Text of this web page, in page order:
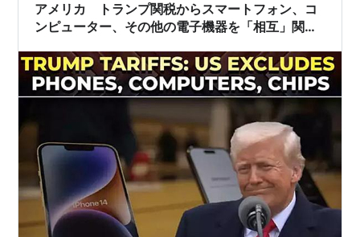
アメリカ トランプ関税からスマートフォン、コ
ンピューター、その他の電子機器を「相互」関税